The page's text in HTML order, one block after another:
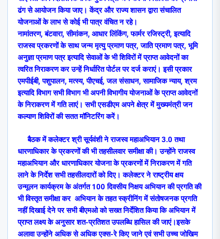
ढंग से आयोजन किया जाए। केंद्र और राज्य शासन द्वारा संचालित
योजनाओं के लाभ से कोई भी पात्र वंचित न रहे।
नामांतरण,बंटवारा,सीमांकन, आधार लिंकिंग,फार्मर रजिस्ट्री,इत्यादि
राजस्व प्रकरणों के साथ जन्म मृत्यु प्रमाण पत्र,जाति प्रमाण पत्र, भूमि
अनुज्ञा प्रमाण पत्र इत्यादि सेवाओं के भी शिविरों में प्राप्त आवेदनों का
त्वरित निराकरण कर उन्हें निर्धारित पोर्टल पर दर्ज कराएं। इसी प्रकार
एमपीईबी,पशुपालन,मत्स्य,पीएचई,जल संसाधन,सामाजिक न्याय,श्रम
इत्यादि विभाग सभी विभाग भी अपनी विभागीय योजनाओं के प्राप्त आवेदनों
के निराकरण में गति लाएं। सभी एसडीएम अपने क्षेत्र में मुख्यमंत्री जन
कल्याण शिविरों की सतत मॉनिटरिंग करें।
बैठक में कलेक्टर श्री सूर्यवंशी ने राजस्व महाअभियान 3.0 तथा
धारणाधिकार के प्रकरणों की भी तहसीलवार समीक्षा की। उन्होंने राजस्व
महाअभियान और धारणाधिकार योजना के प्रकरणों में निराकरण में गति
लाने के निर्देश सभी तहसीलदारों को दिए। कलेक्टर ने राष्ट्रीय क्षय
उन्मूलन कार्यक्रम के अंतर्गत 100 दिवसीय निक्षय अभियान की प्रगति की
भी विस्तृत समीक्षा कर अभियान के तहत स्क्रीनिंग में संतोषजनक प्रगति
नहीं दिखाई देने पर सभी बीएमओ को सख्त निर्देशित किया कि अभियान में
प्राप्त लक्ष्य के अनुसार शत-प्रतिशत उपलब्धि हासिल की जाएं।इसके
अलावा उन्होंने अधिक से अधिक एक्स-रे किए जाने एवं सभी उच्च जोखिम